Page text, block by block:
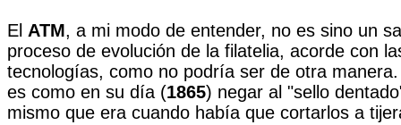
El ATM, a mi modo de entender, no es sino un
proceso de evolución de la filatelia, acorde con
tecnologías, como no podría ser de otra
es como en su día (1865) negar al "sello
mismo que era cuando había que cortarlos a